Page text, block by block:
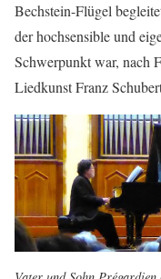
Bechstein-Flügel
der hochsensible und
Schwerpunkt war, nach
Liedkunst Franz